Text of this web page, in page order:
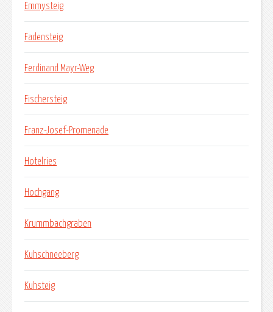
Emmysteig
Fadensteig
Ferdinand Mayr-Weg
Fischersteig
Franz-Josef-Promenade
Hotelries
Hochgang
Krummbachgraben
Kuhschneeberg
Kuhsteig